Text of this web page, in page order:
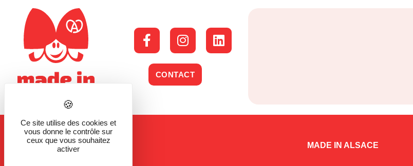
CONTACT
MADE IN ALSACE
Ce site utilise des cookies et
vous donne le contrôle sur
ceux que vous souhaitez
activer